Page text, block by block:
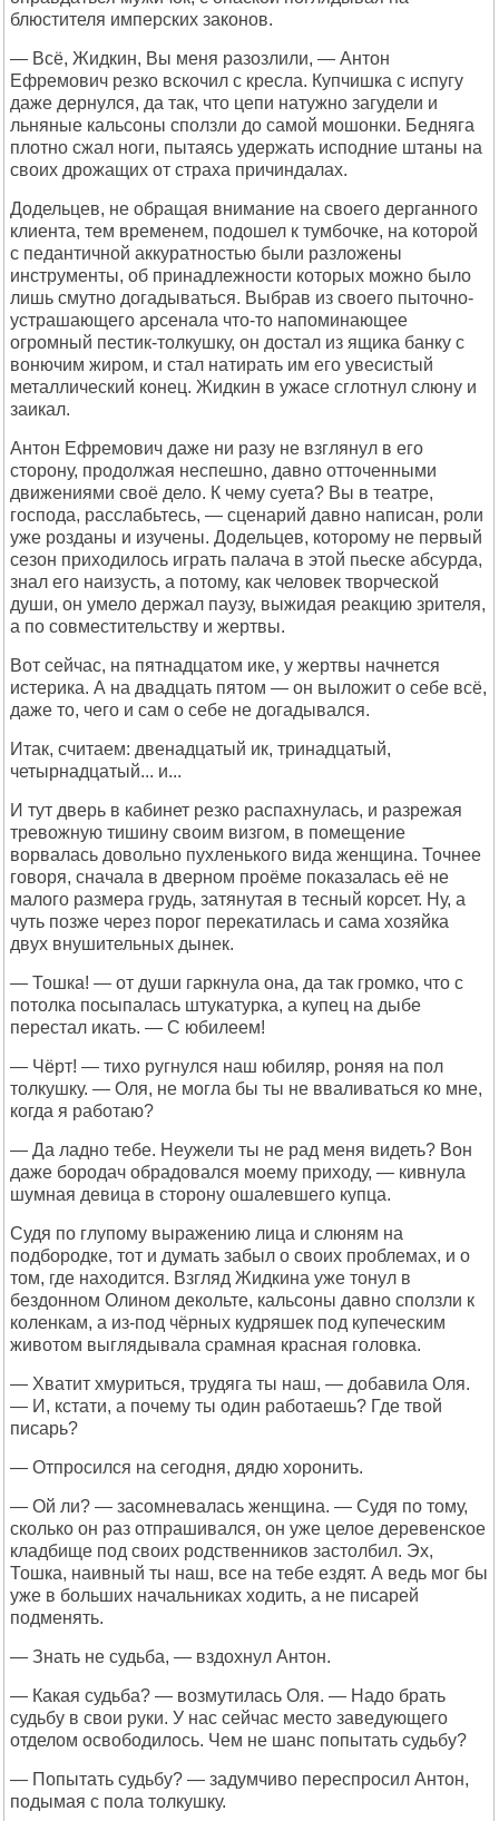
блюстителя имперских законов.
— Всё, Жидкин, Вы меня разозлили, — Антон
Ефремович резко вскочил с кресла. Купчишка с испугу
даже дернулся, да так, что цепи натужно загудели и
льняные кальсоны сползли до самой мошонки. Бедняга
плотно сжал ноги, пытаясь удержать исподние штаны на
своих дрожащих от страха причиндалах.
Додельцев, не обращая внимание на своего дерганного
клиента, тем временем, подошел к тумбочке, на которой
с педантичной аккуратностью были разложены
инструменты, об принадлежности которых можно было
лишь смутно догадываться. Выбрав из своего пыточно-
устрашающего арсенала что-то напоминающее
огромный пестик-толкушку, он достал из ящика банку с
вонючим жиром, и стал натирать им его увесистый
металлический конец. Жидкин в ужасе сглотнул слюну и
заикал.
Антон Ефремович даже ни разу не взглянул в его
сторону, продолжая неспешно, давно отточенными
движениями своё дело. К чему суета? Вы в театре,
господа, расслабьтесь, — сценарий давно написан, роли
уже розданы и изучены. Додельцев, которому не первый
сезон приходилось играть палача в этой пьеске абсурда,
знал его наизусть, а потому, как человек творческой
души, он умело держал паузу, выжидая реакцию зрителя,
а по совместительству и жертвы.
Вот сейчас, на пятнадцатом ике, у жертвы начнется
истерика. А на двадцать пятом — он выложит о себе всё,
даже то, чего и сам о себе не догадывался.
Итак, считаем: двенадцатый ик, тринадцатый,
четырнадцатый... и...
И тут дверь в кабинет резко распахнулась, и разрежая
тревожную тишину своим визгом, в помещение
ворвалась довольно пухленького вида женщина. Точнее
говоря, сначала в дверном проёме показалась её не
малого размера грудь, затянутая в тесный корсет. Ну, а
чуть позже через порог перекатилась и сама хозяйка
двух внушительных дынек.
— Тошка! — от души гаркнула она, да так громко, что с
потолка посыпалась штукатурка, а купец на дыбе
перестал икать. — С юбилеем!
— Чёрт! — тихо ругнулся наш юбиляр, роняя на пол
толкушку. — Оля, не могла бы ты не вваливаться ко мне,
когда я работаю?
— Да ладно тебе. Неужели ты не рад меня видеть? Вон
даже бородач обрадовался моему приходу, — кивнула
шумная девица в сторону ошалевшего купца.
Судя по глупому выражению лица и слюням на
подбородке, тот и думать забыл о своих проблемах, и о
том, где находится. Взгляд Жидкина уже тонул в
бездонном Олином декольте, кальсоны давно сползли к
коленкам, а из-под чёрных кудряшек под купеческим
животом выглядывала срамная красная головка.
— Хватит хмуриться, трудяга ты наш, — добавила Оля.
— И, кстати, а почему ты один работаешь? Где твой
писарь?
— Отпросился на сегодня, дядю хоронить.
— Ой ли? — засомневалась женщина. — Судя по тому,
сколько он раз отпрашивался, он уже целое деревенское
кладбище под своих родственников застолбил. Эх,
Тошка, наивный ты наш, все на тебе ездят. А ведь мог бы
уже в больших начальниках ходить, а не писарей
подменять.
— Знать не судьба, — вздохнул Антон.
— Какая судьба? — возмутилась Оля. — Надо брать
судьбу в свои руки. У нас сейчас место заведующего
отделом освободилось. Чем не шанс попытать судьбу?
— Попытать судьбу? — задумчиво переспросил Антон,
подымая с пола толкушку.